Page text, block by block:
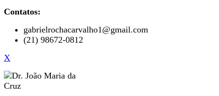
Contatos:
gabrielrochacarvalho1@gmail.com
(21) 98672-0812
X